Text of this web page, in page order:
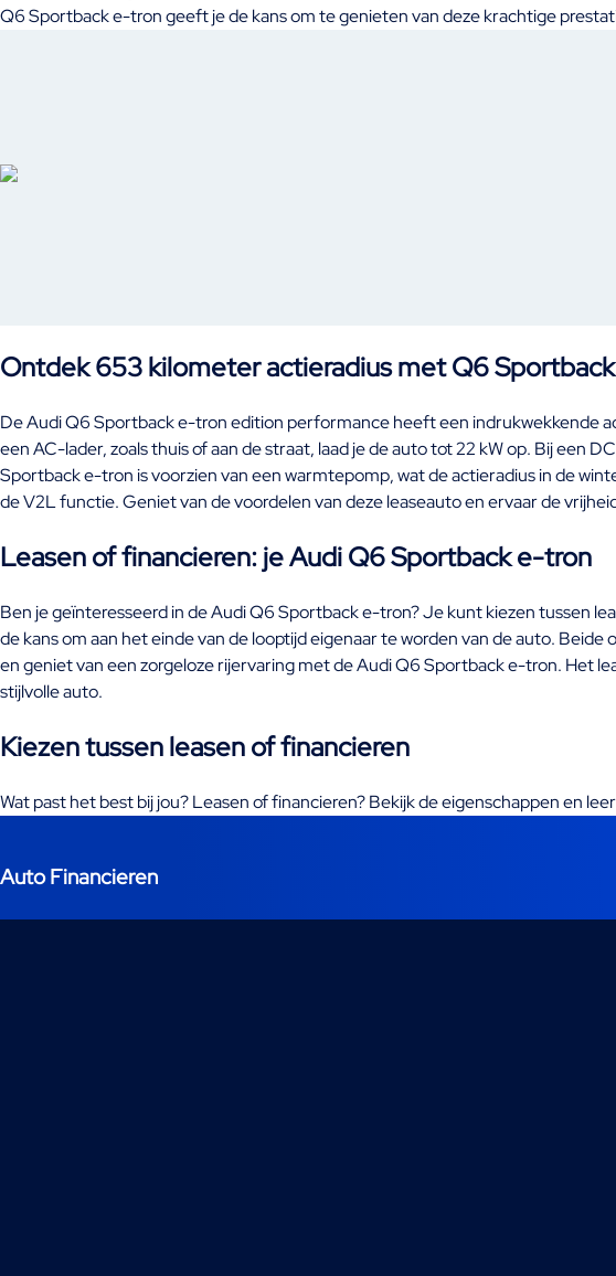
Q6 Sportback e-tron geeft je de kans om te genieten van deze krachtige
Ontdek 653 kilometer actieradius met Q6 Sportback
De Audi Q6 Sportback e-tron edition performance heeft een indrukwekkende
een AC-lader, zoals thuis of aan de straat, laad je de auto tot 22 kW op. Bij een
Sportback e-tron is voorzien van een warmtepomp, wat de actieradius in de
de V2L functie. Geniet van de voordelen van deze leaseauto en ervaar de
Leasen of financieren: je Audi Q6 Sportback e-tron
Ben je geïnteresseerd in de Audi Q6 Sportback e-tron? Je kunt kiezen tussen
de kans om aan het einde van de looptijd eigenaar te worden van de auto.
en geniet van een zorgeloze rijervaring met de Audi Q6 Sportback e-tron. Het
stijlvolle auto.
Kiezen tussen leasen of financieren
Wat past het best bij jou? Leasen of financieren? Bekijk de eigenschappen en
Auto Financieren